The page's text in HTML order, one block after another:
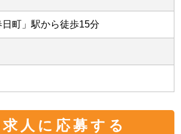
町」駅から徒歩15分
人に応募する